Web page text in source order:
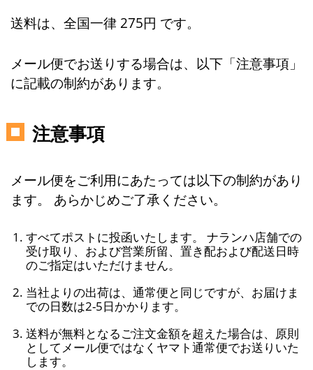
送料は、全国一律 275円 です。
メール便でお送りする場合は、以下「注意事項」
に記載の制約があります。
注意事項
メール便をご利用にあたっては以下の制約があり
ます。 あらかじめご了承ください。
すべてポストに投函いたします。 ナランハ店舗での
受け取り、および営業所留、置き配および配送日時
のご指定はいただけません。
当社よりの出荷は、通常便と同じですが、お届けま
での日数は2-5日かかります。
送料が無料となるご注文金額を超えた場合は、原則
としてメール便ではなくヤマト通常便でお送りいた
します。